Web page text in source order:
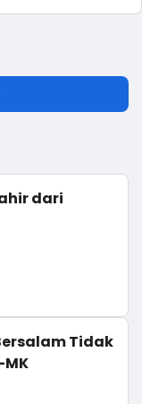
dari
Tidak